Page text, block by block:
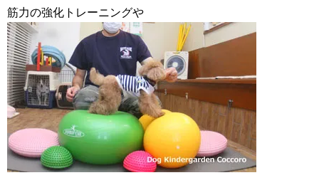
筋力の強化トレーニングや